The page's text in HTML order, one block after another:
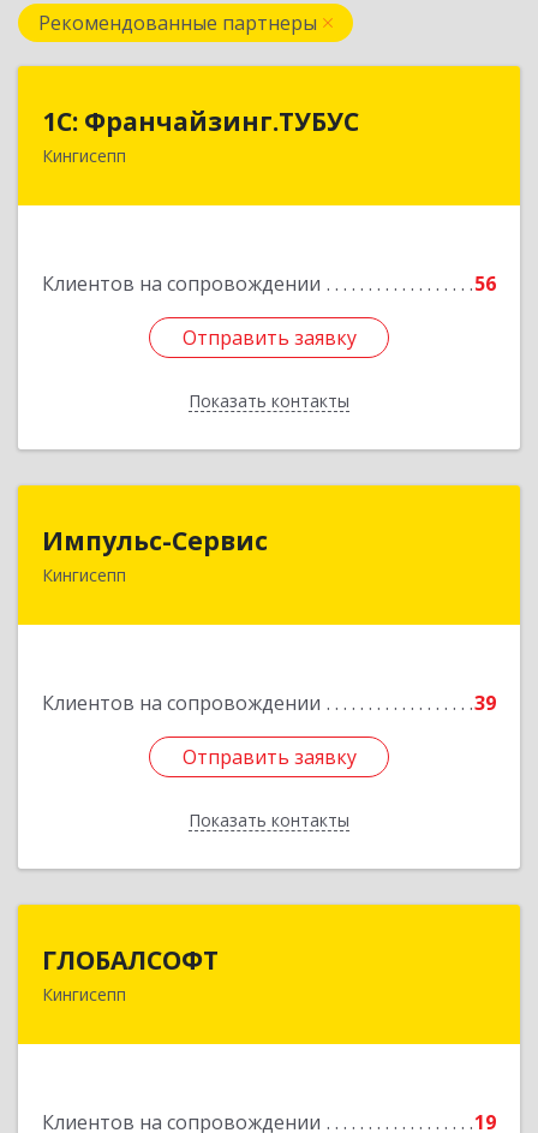
Рекомендованные партнеры
1С: Франчайзинг.ТУБУС
Кингисепп
Клиентов на сопровождении 56
Отправить заявку
Показать контакты
1С: Франчайзинг.ТУБУС
Отправить заявку
Назад
Импульс-Сервис
Кингисепп
Клиентов на сопровождении 39
Отправить заявку
Показать контакты
188480, Ленинградская обл, Кингисеппский р-н,
Отправить заявку
Назад
ГЛОБАЛСОФТ
Кингисепп
Клиентов на сопровождении 19
188485, Ленинградская обл, Кингисеппский р-н,